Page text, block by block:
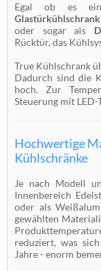
Egal ob es
Glastürkühlschrank
oder sogar als
Rücktür, das
True Kühlschrank
Dadurch sind die
hoch. Zur
Steuerung mit
Hochwertige
Kühlschränke
Je nach Modell
Innenbereich
oder als
gewählten
reduziert, was
Jahre - enorm